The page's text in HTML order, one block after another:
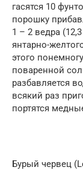
гасятся 10
порошку
1 – 2 ведра
янтарно-
этого
поваренной
разбавляется
всякий раз
портятся
Бурый червец